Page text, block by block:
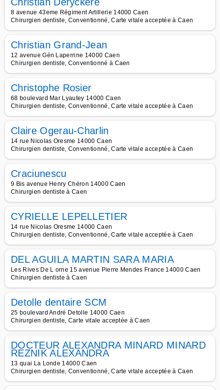
8 avenue 43eme Régiment Artillerie 14000 Caen
Chirurgien dentiste, Conventionné, Carte vitale acceptée à Caen
Christian Grand-Jean
12 avenue Gén Laperrine 14000 Caen
Chirurgien dentiste, Conventionné à Caen
Christophe Rosier
68 boulevard Mar Lyautey 14000 Caen
Chirurgien dentiste, Conventionné, Carte vitale acceptée à Caen
Claire Ogerau-Charlin
14 rue Nicolas Oresme 14000 Caen
Chirurgien dentiste, Conventionné, Carte vitale acceptée à Caen
Craciunescu
9 Bis avenue Henry Chéron 14000 Caen
Chirurgien dentiste à Caen
CYRIELLE LEPELLETIER
14 rue Nicolas Oresme 14000 Caen
Chirurgien dentiste, Conventionné, Carte vitale acceptée à Caen
DEL AGUILA MARTIN SARA MARIA
Les Rives De L orne 15 avenue Pierre Mendes France 14000 Caen
Chirurgien dentiste à Caen
Detolle dentaire SCM
25 boulevard André Detolle 14000 Caen
Chirurgien dentiste, Carte vitale acceptée à Caen
DOCTEUR ALEXANDRA MINARD MINARD
REZNIK ALEXANDRA
13 quai La Londe 14000 Caen
Chirurgien dentiste, Conventionné, Carte vitale acceptée à Caen